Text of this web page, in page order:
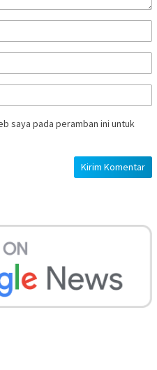
saya pada peramban ini untuk